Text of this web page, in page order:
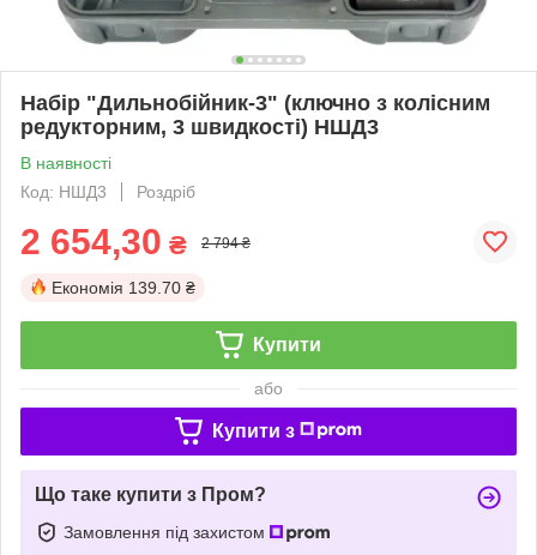
Набір "Дильнобійник-3" (ключно з колісним
редукторним, 3 швидкості) НШД3
В наявності
Код: НШД3
Роздріб
2 654,30 ₴ 2 794 ₴
Економія 139.70 ₴
Купити
або
Купити з
Що таке купити з Пром?
Замовлення під захистом